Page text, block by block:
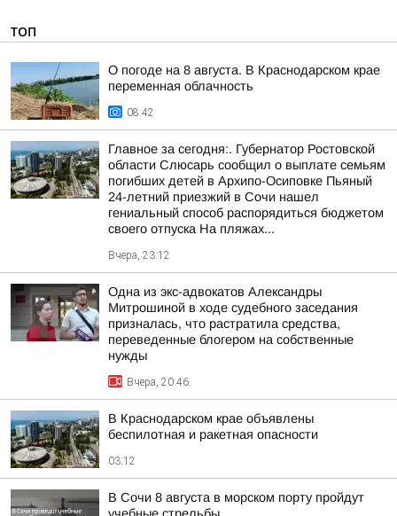
ТОП
О погоде на 8 августа. В Краснодарском крае
переменная облачность
08:42
Главное за сегодня:. Губернатор Ростовской
области Слюсарь сообщил о выплате семьям
погибших детей в Архипо-Осиповке Пьяный
24-летний приезжий в Сочи нашел
гениальный способ распорядиться бюджетом
своего отпуска На пляжах...
Вчера, 23:12
Одна из экс-адвокатов Александры
Митрошиной в ходе судебного заседания
призналась, что растратила средства,
переведенные блогером на собственные
нужды
Вчера, 20:46
В Краснодарском крае объявлены
беспилотная и ракетная опасности
03:12
В Сочи 8 августа в морском порту пройдут